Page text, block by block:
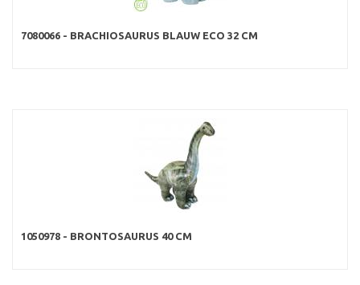
7080066 - BRACHIOSAURUS BLAUW ECO 32 CM
1050978 - BRONTOSAURUS 40 CM